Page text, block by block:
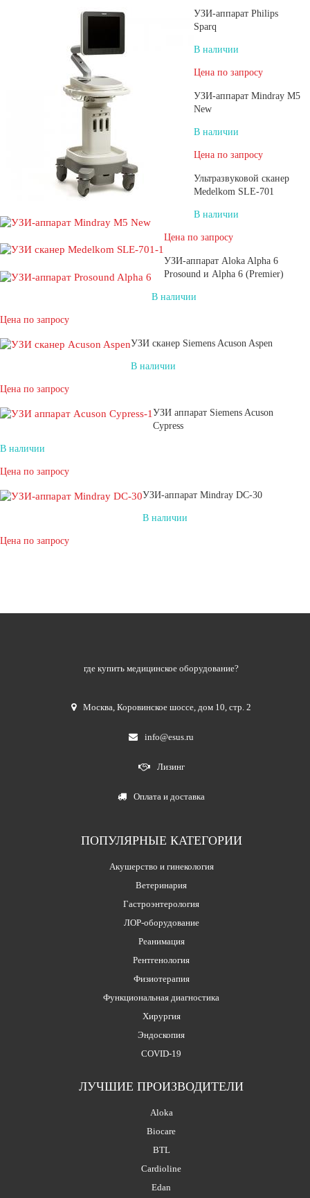
УЗИ-аппарат Philips
Sparq
В наличии
Цена по запросу
УЗИ-аппарат Mindray М5
New
В наличии
Цена по запросу
Ультразвуковой сканер
Medelkom SLE-701
В наличии
Цена по запросу
УЗИ-аппарат Aloka Alpha 6
Prosound и Alpha 6 (Premier)
В наличии
Цена по запросу
УЗИ сканер Siemens Acuson Aspen
В наличии
Цена по запросу
УЗИ аппарат Siemens Acuson
Cypress
В наличии
Цена по запросу
УЗИ-аппарат Mindray DC-30
В наличии
Цена по запросу
где купить медицинское оборудование?
Москва,Коровинское шоссе, дом 10, стр. 2
info@esus.ru
Лизинг
Оплата и доставка
ПОПУЛЯРНЫЕ КАТЕГОРИИ
Акушерство и гинекология
Ветеринария
Гастроэнтерология
ЛОР-оборудование
Реанимация
Рентгенология
Физиотерапия
Функциональная диагностика
Хирургия
Эндоскопия
COVID-19
ЛУЧШИЕ ПРОИЗВОДИТЕЛИ
Aloka
Biocare
BTL
Cardioline
Edan